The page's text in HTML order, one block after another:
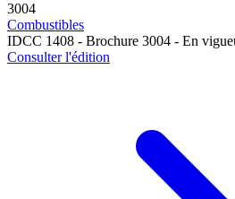
3004
Combustibles
IDCC 1408 - Brochure 3004 - En
Consulter l'édition